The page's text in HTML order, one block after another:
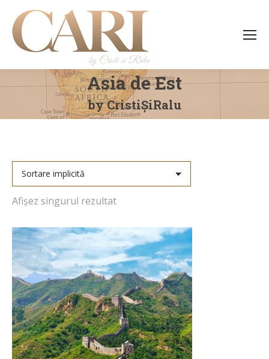
Asia de Est
by CristiȘiRalu
You are here:
Afișez singurul rezultat